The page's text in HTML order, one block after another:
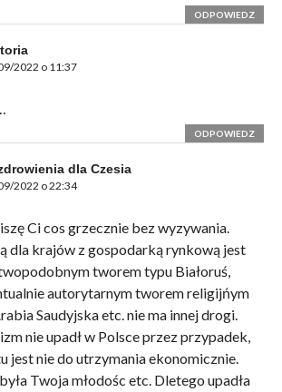
ODPOWIEDZ
2022 o 11:37
ODPOWIEDZ
dla Czesia
2022 o 22:34
Ci cos grzecznie bez wyzywania.
dla krajów z gospodarką rynkową jest
tworem typu Białoruś,
autorytarnym tworem religijńym
Saudyjska etc. nie ma innej drogi.
nie upadł w Polsce przez przypadek,
jest nie do utrzymania ekonomicznie.
Twoja młodośc etc. Dletego upadła